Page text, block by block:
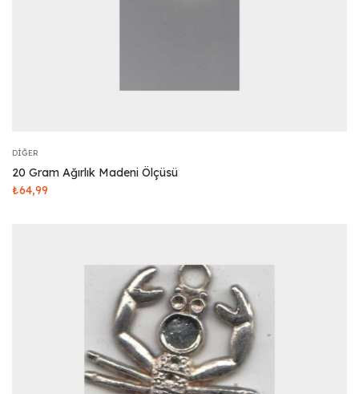
DIĞER
20 Gram Ağırlık Madeni Ölçüsü
₺64,99